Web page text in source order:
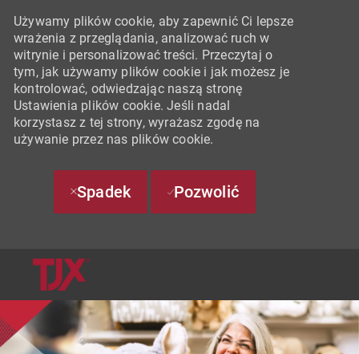
Używamy plików cookie, aby zapewnić Ci lepsze
wrażenia z przeglądania, analizować ruch w
witrynie i personalizować treści. Przeczytaj o
tym, jak używamy plików cookie i jak możesz je
kontrolować, odwiedzając naszą stronę
Ustawienia plików cookie. Jeśli nadal
korzystasz z tej strony, wyrażasz zgodę na
używanie przez nas plików cookie.
Spadek Pozwolić